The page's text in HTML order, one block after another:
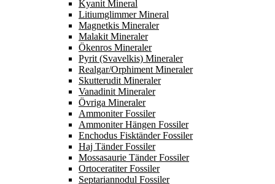
Kyanit Mineral
Litiumglimmer Mineral
Magnetkis Mineraler
Malakit Mineraler
Ökenros Mineraler
Pyrit (Svavelkis) Mineraler
Realgar/Orphiment Mineraler
Skutterudit Mineraler
Vanadinit Mineraler
Övriga Mineraler
Ammoniter Fossiler
Ammoniter Hängen Fossiler
Enchodus Fisktänder Fossiler
Haj Tänder Fossiler
Mossasaurie Tänder Fossiler
Ortoceratiter Fossiler
Septariannodul Fossiler